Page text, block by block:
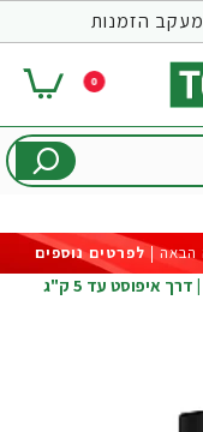
מעקב הזמנות
0
לפרטים נוספים